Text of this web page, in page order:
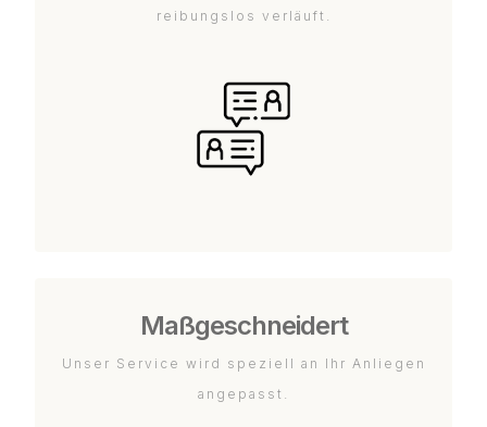
reibungslos verläuft.
Maßgeschneidert
Unser Service wird speziell an Ihr Anliegen
angepasst.